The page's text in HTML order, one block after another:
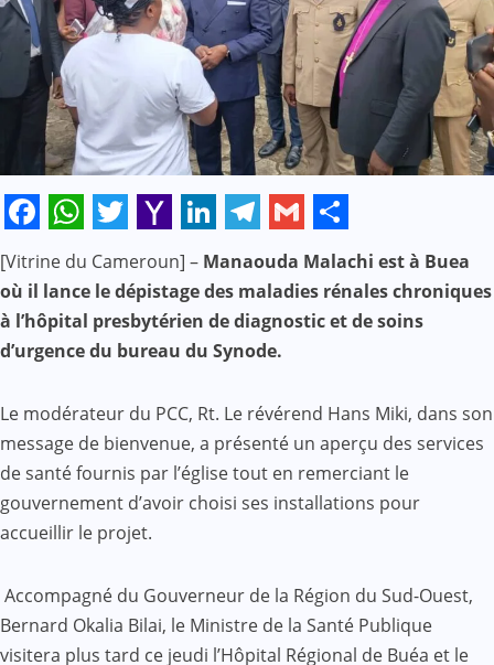
Facebook
WhatsApp
Twitter
Yahoo
Mail
LinkedIn
Telegram
Gmail
Share
[Vitrine du Cameroun] – Manaouda Malachi est à Buea
où il lance le dépistage des maladies rénales chroniques
à l’hôpital presbytérien de diagnostic et de soins
d’urgence du bureau du Synode.
Le modérateur du PCC, Rt. Le révérend Hans Miki, dans son
message de bienvenue, a présenté un aperçu des services
de santé fournis par l’église tout en remerciant le
gouvernement d’avoir choisi ses installations pour
accueillir le projet.
Accompagné du Gouverneur de la Région du Sud-Ouest,
Bernard Okalia Bilai, le Ministre de la Santé Publique
visitera plus tard ce jeudi l’Hôpital Régional de Buéa et le